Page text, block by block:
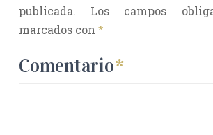
publicada.
Los campos
marcados con *
Comentario*